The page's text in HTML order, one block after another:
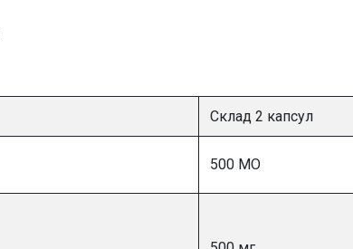
Склад 2 капсул
500 МО